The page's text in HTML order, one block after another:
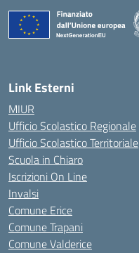
Link Esterni
MIUR
Ufficio Scolastico Regionale
Ufficio Scolastico Territoriale
Scuola in Chiaro
Iscrizioni On Line
Invalsi
Comune Erice
Comune Trapani
Comune Valderice